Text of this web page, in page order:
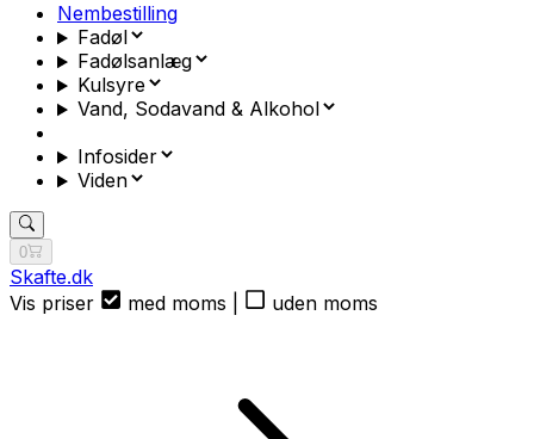
Nembestilling
Fadøl
Fadølsanlæg
Kulsyre
Vand, Sodavand & Alkohol
Infosider
Viden
0
Skafte.dk
Vis priser
med moms uden moms